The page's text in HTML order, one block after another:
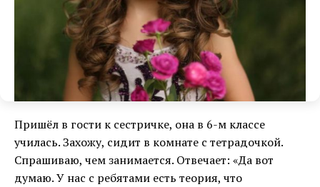
Пришёл в гости к сестричке, она в 6-м классе
училась. Захожу, сидит в комнате с тетрадочкой.
Спрашиваю, чем занимается. Отвечает: «Да вот
думаю. У нас с ребятами есть теория, что